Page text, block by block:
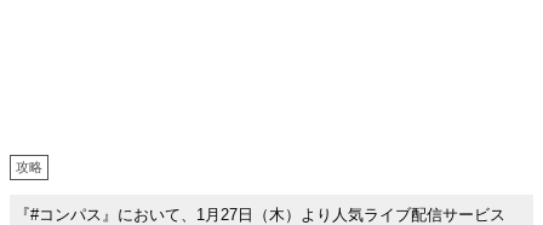
攻略
『#コンパス』において、1月27日（木）より人気ライブ配信サービス